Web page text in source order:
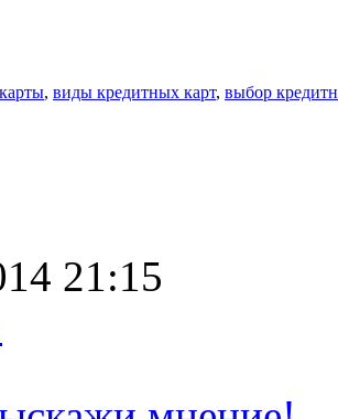
, виды кредитных карт, выбор
21:15